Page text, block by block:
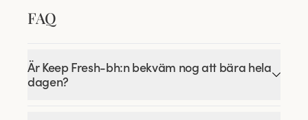
FAQ
Är Keep Fresh-bh:n bekväm nog att bära hela
dagen?